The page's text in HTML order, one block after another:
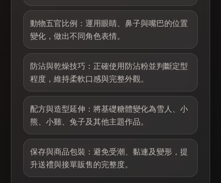
動物五官比例：運用眼睛、鼻子與嘴巴的位置
變化，做出不同角色表情。
防沾與乾燥技巧：正確使用防沾粉並判斷定型
程度，維持柔軟口感與完整外觀。
配方與造型延伸：將基礎糖體變化為雪人、小
熊、小雞、兔子及其他主題作品。
保存與商品包裝：避免受潮、黏連及變形，提
升送禮與接單販售的完整度。